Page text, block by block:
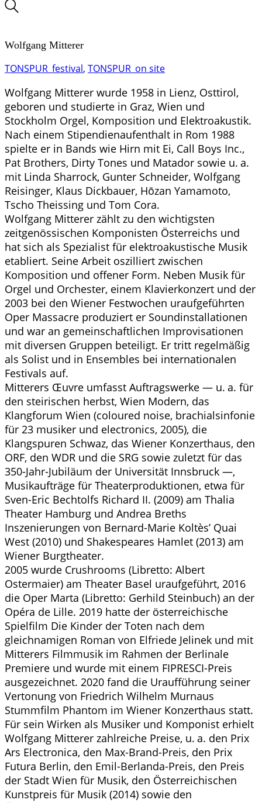
Wolfgang Mitterer
TONSPUR_festival, TONSPUR_on site
Wolfgang Mitterer wurde 1958 in Lienz, Osttirol,
geboren und studierte in Graz, Wien und
Stockholm Orgel, Komposition und Elektroakustik.
Nach einem Stipendienaufenthalt in Rom 1988
spielte er in Bands wie Hirn mit Ei, Call Boys Inc.,
Pat Brothers, Dirty Tones und Matador sowie u. a.
mit Linda Sharrock, Gunter Schneider, Wolfgang
Reisinger, Klaus Dickbauer, Hōzan Yamamoto,
Tscho Theissing und Tom Cora.
Wolfgang Mitterer zählt zu den wichtigsten
zeitgenössischen Komponisten Österreichs und
hat sich als Spezialist für elektroakustische Musik
etabliert. Seine Arbeit oszilliert zwischen
Komposition und offener Form. Neben Musik für
Orgel und Orchester, einem Klavierkonzert und der
2003 bei den Wiener Festwochen uraufgeführten
Oper Massacre produziert er Soundinstallationen
und war an gemeinschaftlichen Improvisationen
mit diversen Gruppen beteiligt. Er tritt regelmäßig
als Solist und in Ensembles bei internationalen
Festivals auf.
Mitterers Œuvre umfasst Auftragswerke — u. a. für
den steirischen herbst, Wien Modern, das
Klangforum Wien (coloured noise, brachialsinfonie
für 23 musiker und electronics, 2005), die
Klangspuren Schwaz, das Wiener Konzerthaus, den
ORF, den WDR und die SRG sowie zuletzt für das
350-Jahr-Jubiläum der Universität Innsbruck —,
Musikaufträge für Theaterproduktionen, etwa für
Sven-Eric Bechtolfs Richard II. (2009) am Thalia
Theater Hamburg und Andrea Breths
Inszenierungen von Bernard-Marie Koltès’ Quai
West (2010) und Shakespeares Hamlet (2013) am
Wiener Burgtheater.
2005 wurde Crushrooms (Libretto: Albert
Ostermaier) am Theater Basel uraufgeführt, 2016
die Oper Marta (Libretto: Gerhild Steinbuch) an der
Opéra de Lille. 2019 hatte der österreichische
Spielfilm Die Kinder der Toten nach dem
gleichnamigen Roman von Elfriede Jelinek und mit
Mitterers Filmmusik im Rahmen der Berlinale
Premiere und wurde mit einem FIPRESCI-Preis
ausgezeichnet. 2020 fand die Uraufführung seiner
Vertonung von Friedrich Wilhelm Murnaus
Stummfilm Phantom im Wiener Konzerthaus statt.
Für sein Wirken als Musiker und Komponist erhielt
Wolfgang Mitterer zahlreiche Preise, u. a. den Prix
Ars Electronica, den Max-Brand-Preis, den Prix
Futura Berlin, den Emil-Berlanda-Preis, den Preis
der Stadt Wien für Musik, den Österreichischen
Kunstpreis für Musik (2014) sowie den